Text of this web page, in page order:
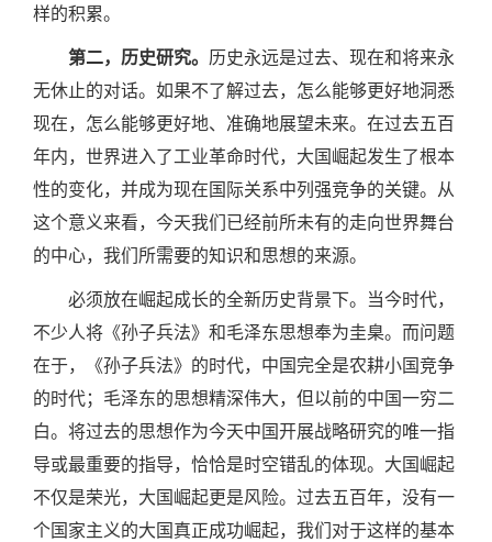
样的积累。
第二，历史研究。 历史永远是过去、现在和将来永
无休止的对话。如果不了解过去，怎么能够更好地洞悉
现在，怎么能够更好地、准确地展望未来。在过去五百
年内，世界进入了工业革命时代，大国崛起发生了根本
性的变化，并成为现在国际关系中列强竞争的关键。从
这个意义来看，今天我们已经前所未有的走向世界舞台
的中心，我们所需要的知识和思想的来源。
必须放在崛起成长的全新历史背景下。当今时代，
不少人将《孙子兵法》和毛泽东思想奉为圭臬。而问题
在于，《孙子兵法》的时代，中国完全是农耕小国竞争
的时代；毛泽东的思想精深伟大，但以前的中国一穷二
白。将过去的思想作为今天中国开展战略研究的唯一指
导或最重要的指导，恰恰是时空错乱的体现。大国崛起
不仅是荣光，大国崛起更是风险。过去五百年，没有一
个国家主义的大国真正成功崛起，我们对于这样的基本